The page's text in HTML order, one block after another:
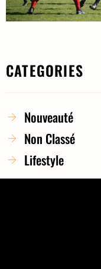
CATEGORIES
Nouveauté
Non Classé
Lifestyle